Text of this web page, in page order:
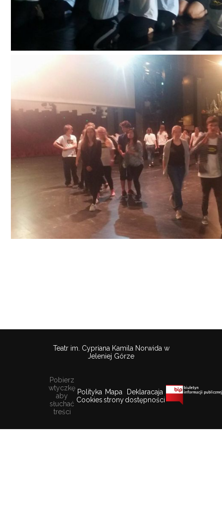
Teatr im. Cypriana Kamila Norwida w
Jeleniej Górze
Pobierz
wtyczkę
aby
słuchać
treści
Polityka
Cookies
Mapa
strony
Deklaracaja
dostępności